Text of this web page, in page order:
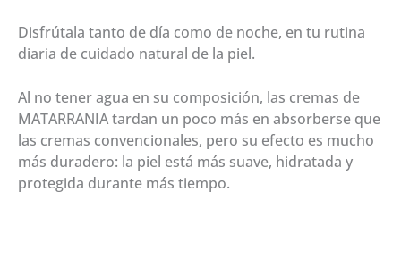
Disfrútala tanto de día como de noche, en tu rutina
diaria de cuidado natural de la piel.
Al no tener agua en su composición, las cremas de
MATARRANIA tardan un poco más en absorberse que
las cremas convencionales, pero su efecto es mucho
más duradero: la piel está más suave, hidratada y
protegida durante más tiempo.